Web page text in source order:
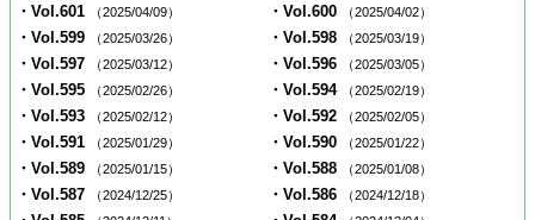
・Vol.601 （2025/04/09） ・Vol.600 （2025/04/02）
・Vol.599 （2025/03/26） ・Vol.598 （2025/03/19）
・Vol.597 （2025/03/12） ・Vol.596 （2025/03/05）
・Vol.595 （2025/02/26） ・Vol.594 （2025/02/19）
・Vol.593 （2025/02/12） ・Vol.592 （2025/02/05）
・Vol.591 （2025/01/29） ・Vol.590 （2025/01/22）
・Vol.589 （2025/01/15） ・Vol.588 （2025/01/08）
・Vol.587 （2024/12/25） ・Vol.586 （2024/12/18）